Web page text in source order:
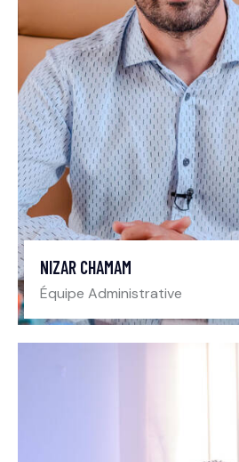
NIZAR CHAMAM
Équipe Administrative